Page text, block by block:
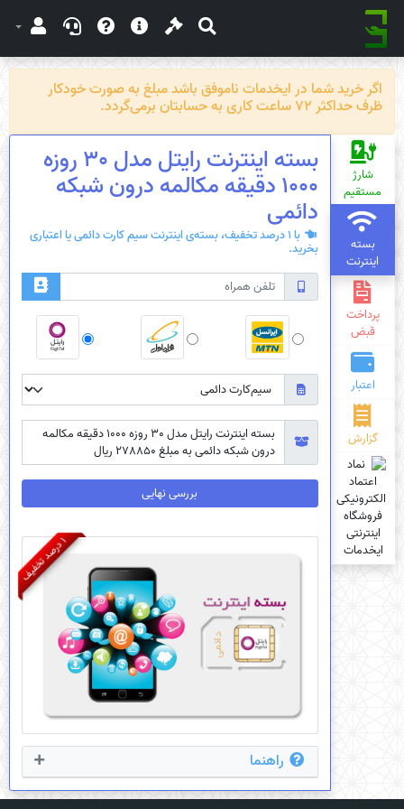
اگر خرید شما در ایخدمات ناموفق باشد مبلغ به صورت خودکار
ظرف حداکثر 72 ساعت کاری به حسابتان برمی‌گردد.
شارژ
مستقیم
بسته
اینترنت
پرداخت
قبض
اعتبار
گزارش
بسته اینترنت رایتل مدل 30 روزه
1000 دقیقه مکالمه درون شبکه
دائمی
با 1 درصد تخفیف، بسته‌ی اینترنت سیم کارت دائمی یا اعتباری
بخرید.
بسته اینترنت رایتل مدل 30 روزه 1000 دقیقه مکالمه
درون شبکه دائمی به مبلغ 278850 ریال
بررسی نهایی
1
د
ر
ص
د
ت
خ
ف
ی
ف
راهنما